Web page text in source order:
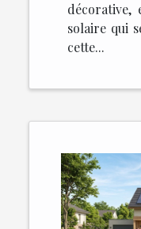
décorative,
solaire qui
cette...